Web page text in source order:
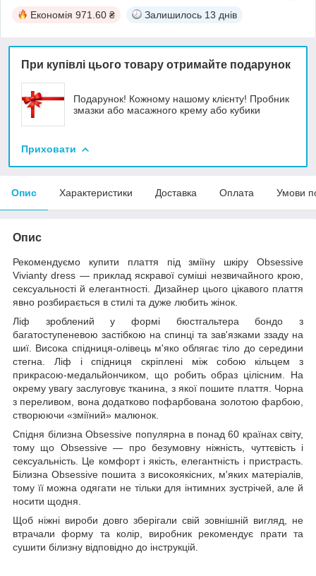
Економія 971.60 ₴ Залишилось 13 днів
При купівлі цього товару отримайте подарунок
Подарунок! Кожному нашому клієнту! Пробник
змазки або масажного крему або кубики
Приховати
Опис Характеристики Доставка Оплата Умови
Опис
Рекомендуємо купити плаття під зміїну шкіру Obsessive
Vivianty dress — приклад яскравої суміші незвичайного крою,
сексуальності й елегантності. Дизайнер цього цікавого плаття
явно розбирається в стилі та дуже любить жінок.
Ліф зроблений у формі бюстгальтера бондо з
багатоступеневою застібкою на спинці та зав'язками ззаду на
шиї. Висока спідниця-олівець м'яко облягає тіло до середини
стегна. Ліф і спідниця скріплені між собою кільцем з
прикрасою-медальйончиком, що робить образ цілісним. На
окрему увагу заслуговує тканина, з якої пошите плаття. Чорна
з переливом, вона додатково пофарбована золотою фарбою,
створюючи «зміїний» малюнок.
Спідня білизна Obsessive популярна в понад 60 країнах світу,
тому що Obsessive — про безумовну ніжність, чуттєвість і
сексуальність. Це комфорт і якість, елегантність і пристрасть.
Білизна Obsessive пошита з високоякісних, м'яких матеріалів,
тому її можна одягати не тільки для інтимних зустрічей, але й
носити щодня.
Щоб ніжні вироби довго зберігали свій зовнішній вигляд, не
втрачали форму та колір, виробник рекомендує прати та
сушити білизну відповідно до інструкцій.